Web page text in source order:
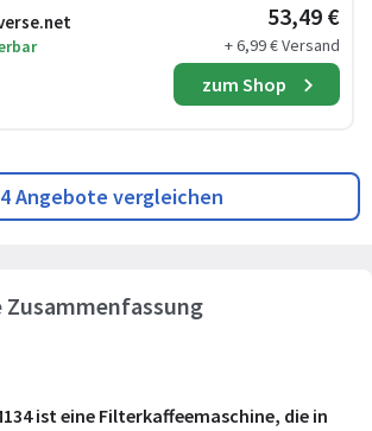
53,49 €
+ 6,99 € Versand
zum Shop
Angebote vergleichen
Zusammenfassung
ist eine Filterkaffeemaschine, die in